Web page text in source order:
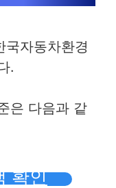
국자동차환경
.
은 다음과 같
확인